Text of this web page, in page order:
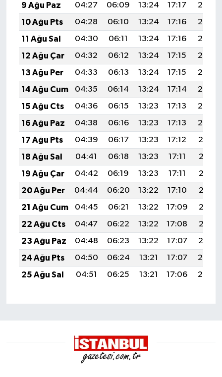
9 Ağu Paz
04:27 06:09 13:24 17:17
20:30
10 Ağu Pts
04:28 06:10 13:24 17:16
20:29
11 Ağu Sal
04:30 06:11 13:24 17:16
20:27
12 Ağu Çar
04:32 06:12 13:24 17:15
20:26
13 Ağu Per
04:33 06:13 13:24 17:15
20:25
14 Ağu Cum
04:35 06:14 13:24 17:14
20:23
15 Ağu Cts
04:36 06:15 13:23 17:13
20:22
16 Ağu Paz
04:38 06:16 13:23 17:13
20:20
17 Ağu Pts
04:39 06:17 13:23 17:12
20:19
18 Ağu Sal
04:41 06:18 13:23 17:11
20:18
19 Ağu Çar
04:42 06:19 13:23 17:11
20:16
20 Ağu Per
04:44 06:20 13:22 17:10
20:15
21 Ağu Cum
04:45 06:21 13:22 17:09
20:13
22 Ağu Cts
04:47 06:22 13:22 17:08
20:12
23 Ağu Paz
04:48 06:23 13:22 17:07
20:10
24 Ağu Pts
04:50 06:24 13:21 17:07
20:08
25 Ağu Sal
04:51 06:25 13:21 17:06 20:07